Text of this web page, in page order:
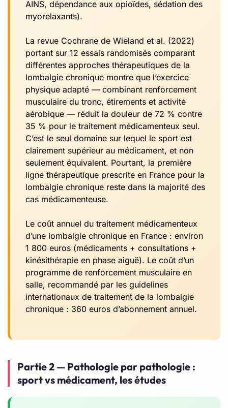
AINS, dépendance aux opioïdes, sédation des
myorelaxants).
La revue Cochrane de Wieland et al. (2022)
portant sur 12 essais randomisés comparant
différentes approches thérapeutiques de la
lombalgie chronique montre que l’exercice
physique adapté — combinant renforcement
musculaire du tronc, étirements et activité
aérobique — réduit la douleur de 72 % contre
35 % pour le traitement médicamenteux seul.
C’est le seul domaine sur lequel le sport est
clairement supérieur au médicament, et non
seulement équivalent. Pourtant, la première
ligne thérapeutique prescrite en France pour la
lombalgie chronique reste dans la majorité des
cas médicamenteuse.
Le coût annuel du traitement médicamenteux
d’une lombalgie chronique en France : environ
1 800 euros (médicaments + consultations +
kinésithérapie en phase aiguë). Le coût d’un
programme de renforcement musculaire en
salle, recommandé par les guidelines
internationaux de traitement de la lombalgie
chronique : 360 euros d’abonnement annuel.
Partie 2 — Pathologie par pathologie :
sport vs médicament, les études